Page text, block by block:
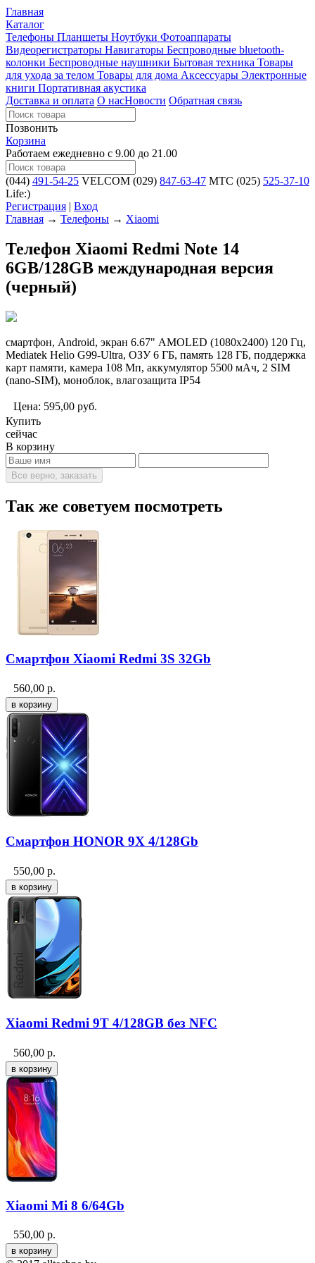
Главная
Каталог
Телефоны Планшеты Ноутбуки Фотоаппараты
Видеорегистраторы Навигаторы Беспроводные bluetooth-
колонки Беспроводные наушники Бытовая техника Товары
для ухода за телом Товары для дома Аксессуары Электронные
книги Портативная акустика
Доставка и оплата О насНовости Обратная связь
Позвонить
Корзина
Работаем ежедневно с 9.00 до 21.00
(044) 491-54-25 VELCOM (029) 847-63-47 MTC (025) 525-37-10
Life:)
Регистрация | Вход
Главная → Телефоны → Xiaomi
Телефон Xiaomi Redmi Note 14
6GB/128GB международная версия
(черный)
смартфон, Android, экран 6.67" AMOLED (1080x2400) 120 Гц,
Mediatek Helio G99-Ultra, ОЗУ 6 ГБ, память 128 ГБ, поддержка
карт памяти, камера 108 Мп, аккумулятор 5500 мАч, 2 SIM
(nano-SIM), моноблок, влагозащита IP54
Цена: 595,00 руб.
Купить
сейчас
В корзину
Все верно, заказать
Так же советуем посмотреть
Смартфон Xiaomi Redmi 3S 32Gb
560,00 р.
Смартфон HONOR 9X 4/128Gb
550,00 р.
Xiaomi Redmi 9T 4/128GB без NFC
560,00 р.
Xiaomi Mi 8 6/64Gb
550,00 р.